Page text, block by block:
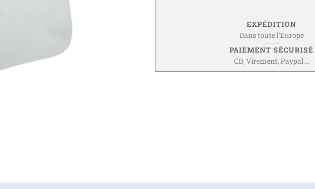
EXPÉDITION
Dans toute l'Europe
PAIEMENT SÉCURISÉ
CB, Virement, Paypal ...